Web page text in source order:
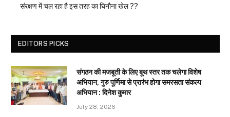
संरक्षण में चल रहा है इस तरह का घिनौना खेल ??
EDITORS PICKS
संगठन की मजबूती के लिए बूथ स्तर तक चलेगा विशेष
अभियान, गुरु पूर्णिमा से प्रारंभ होगा समरसता संकल्प
अभियान : दिनेश कुमार
July 28, 2026